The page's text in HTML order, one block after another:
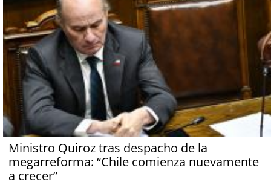
Ministro Quiroz tras despacho de la
megarreforma: “Chile comienza nuevamente
a crecer”